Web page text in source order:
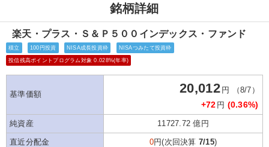
銘柄詳細
楽天・プラス・Ｓ＆Ｐ５００インデックス・ファンド
積立 100円投資 NISA成長投資枠 NISAつみたて投資枠
投信残高ポイントプログラム対象 0.028%(年率)
基準価額 20,012 円 （8/7）
+72 円 (0.36%)
純資産 11727.72 億円
直近分配金 0円(次回決算 7/15)